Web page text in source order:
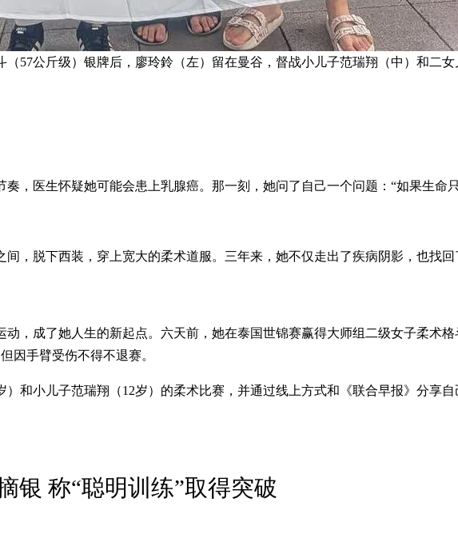
57公斤级）银牌后，廖玲鈴（左）留在曼谷，督战小儿子范瑞翔（中）和二
奏，医生怀疑她可能会患上乳腺癌。那一刻，她问了自己一个问题：“如果生命
，脱下西装，穿上宽大的柔术道服。三年来，她不仅走出了疾病阴影，也找
，成了她人生的新起点。六天前，她在泰国世锦赛赢得大师组二级女子柔术
因手臂受伤不得不退赛。
和小儿子范瑞翔（12岁）的柔术比赛，并通过线上方式和《联合早报》分享自
银 称“聪明训练”取得突破